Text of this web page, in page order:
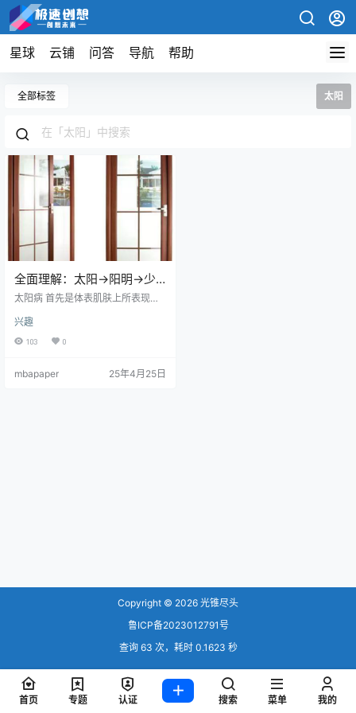
星球 云铺 问答 导航 帮助
全部标签 太阳
全面理解：太阳→阳明→少
阳→太阴→少阴→厥阴
太阳病 首先是体表肌肤上所表现出
出来的证状, 包括太阳伤风, 太阳伤
寒, 以及太阳温病等。太阳病感冒身
有两种, 一是入阳明, 一是入少阳。
兴趣
103 0
mbapaper 25年4月25日
Copyright © 2026 光锥尽头
鲁ICP备2023012791号
查询 63 次，耗时 0.1623 秒
首页 专题 认证 搜索 菜单 我的